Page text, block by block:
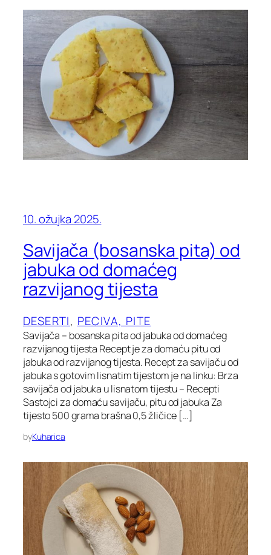
10. ožujka 2025.
Savijača (bosanska pita) od
jabuka od domaćeg
razvijanog tijesta
DESERTI, PECIVA, PITE
Savijača – bosanska pita od jabuka od domaćeg
razvijanog tijesta Recept je za domaću pitu od
jabuka od razvijanog tijesta. Recept za savijaču od
jabuka s gotovim lisnatim tijestom je na linku: Brza
savijača od jabuka u lisnatom tijestu – Recepti
Sastojci za domaću savijaču, pitu od jabuka Za
tijesto 500 grama brašna 0,5 žličice […]
byKuharica